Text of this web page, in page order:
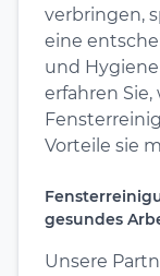
verbringen,
eine
und
erfahren
Vorteile sie
gesundes
Unsere